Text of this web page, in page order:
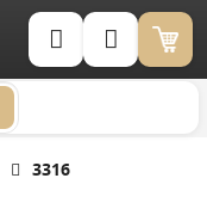
Корзина (0)
3316